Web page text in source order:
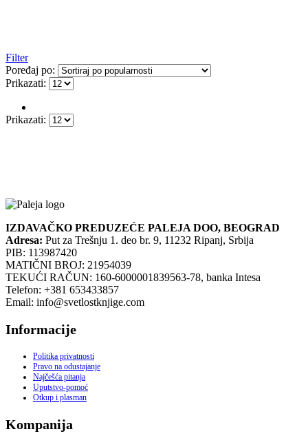
Filter
Poređaj po:
Prikazati:
Prikazati:
IZDAVAČKO PREDUZEĆE PALEJA DOO, BEOGRAD
Adresa: Put za Trešnju 1. deo br. 9, 11232 Ripanj, Srbija
PIB: 113987420
MATIČNI BROJ: 21954039
TEKUĆI RAČUN: 160-6000001839563-78, banka Intesa
Telefon: +381 653433857
Email: info@svetlostknjige.com
Informacije
Politika privatnosti
Pravo na odustajanje
Najčešća pitanja
Uputstvo-pomoć
Otkup i plasman
Kompanija